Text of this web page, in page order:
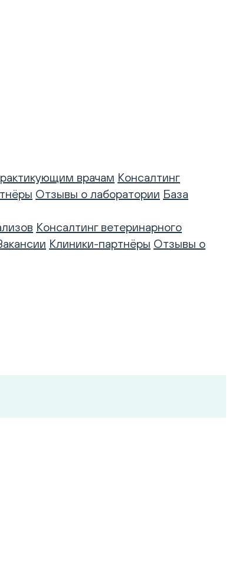
врачам Консалтинг
Отзывы о лаборатории База
Консалтинг ветеринарного
Клиники-партнёры Отзывы о